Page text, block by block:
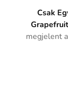
Csak
megjelent